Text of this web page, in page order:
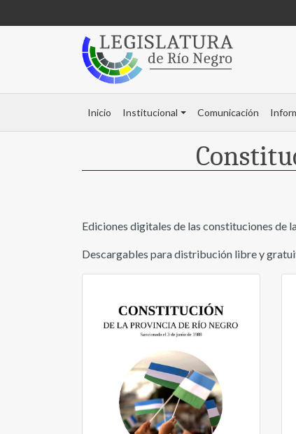
Inicio Institucional Comunicación
Ediciones digitales de las constituciones de
Descargables para distribución libre y